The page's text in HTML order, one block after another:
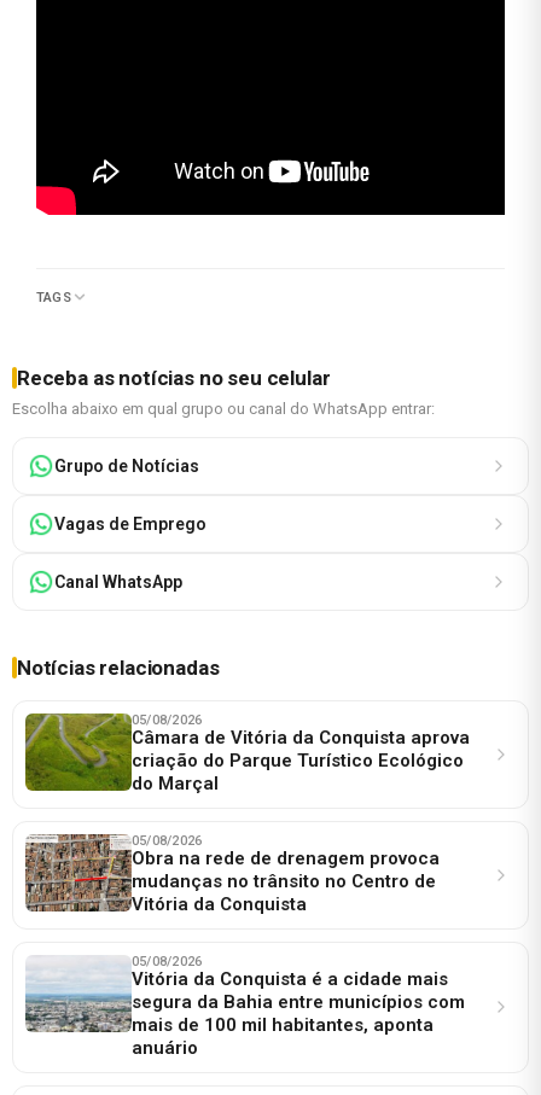
TAGS
Receba as notícias no seu celular
Escolha abaixo em qual grupo ou canal do WhatsApp entrar:
Grupo de Notícias
Vagas de Emprego
Canal WhatsApp
Notícias relacionadas
05/08/2026
Câmara de Vitória da Conquista aprova
criação do Parque Turístico Ecológico
do Marçal
05/08/2026
Obra na rede de drenagem provoca
mudanças no trânsito no Centro de
Vitória da Conquista
05/08/2026
Vitória da Conquista é a cidade mais
segura da Bahia entre municípios com
mais de 100 mil habitantes, aponta
anuário